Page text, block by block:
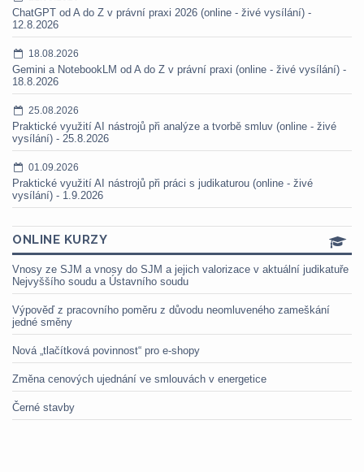
ChatGPT od A do Z v právní praxi 2026 (online - živé vysílání) -
12.8.2026
18.08.2026
Gemini a NotebookLM od A do Z v právní praxi (online - živé vysílání) -
18.8.2026
25.08.2026
Praktické využití AI nástrojů při analýze a tvorbě smluv (online - živé
vysílání) - 25.8.2026
01.09.2026
Praktické využití AI nástrojů při práci s judikaturou (online - živé
vysílání) - 1.9.2026
ONLINE KURZY
Vnosy ze SJM a vnosy do SJM a jejich valorizace v aktuální judikatuře
Nejvyššího soudu a Ústavního soudu
Výpověď z pracovního poměru z důvodu neomluveného zameškání
jedné směny
Nová „tlačítková povinnost“ pro e-shopy
Změna cenových ujednání ve smlouvách v energetice
Černé stavby